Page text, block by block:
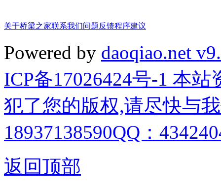
关于桥梁之家联系我们问题反馈程序建议
Powered by daoqiao.net
ICP备17026424号-1 本
犯了您的版权,请尽快与
18937138590QQ：
返回顶部